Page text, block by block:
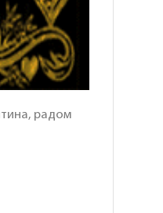
радом